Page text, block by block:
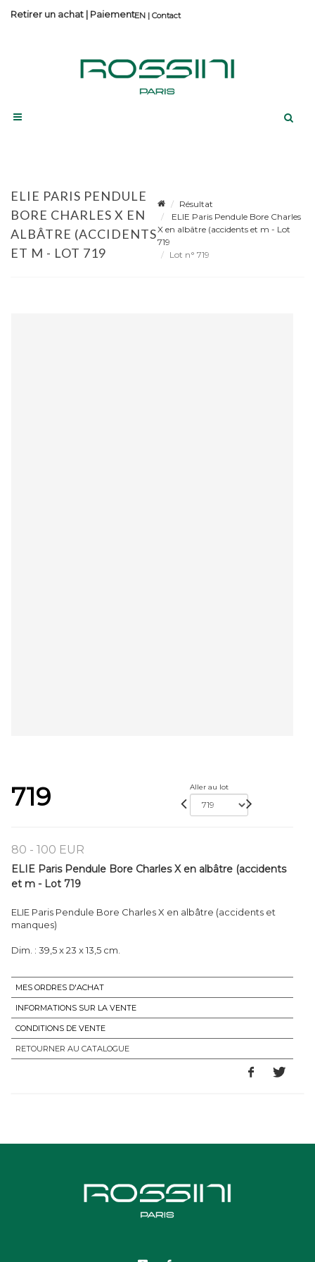
Contact
Retirer un achat | Paiement
ELIE PARIS PENDULE
BORE CHARLES X EN
ALBÂTRE (ACCIDENTS
ET M - LOT 719
Résultat
ELIE Paris Pendule Bore Charles
X en albâtre (accidents et m - Lot
719
Lot n° 719
719 Aller au lot
80 - 100 EUR
ELIE Paris Pendule Bore Charles X en albâtre (accidents
et m - Lot 719
ELIE Paris Pendule Bore Charles X en albâtre (accidents et
manques)
Dim. : 39,5 x 23 x 13,5 cm.
MES ORDRES D'ACHAT
INFORMATIONS SUR LA VENTE
CONDITIONS DE VENTE
RETOURNER AU CATALOGUE